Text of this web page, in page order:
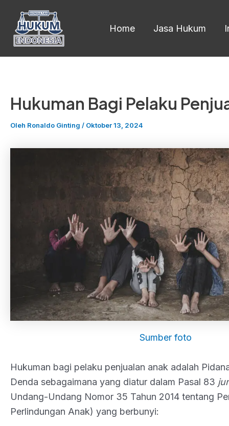
konten
Home Jasa Hukum
Hukuman Bagi Pelaku
Oleh Ronaldo Ginting / Oktober 13, 2024
Sumber foto
Hukuman bagi pelaku penjualan anak adalah
Denda sebagaimana yang diatur dalam Pasal 83
Undang-Undang Nomor 35 Tahun 2014 tentang
Perlindungan Anak) yang berbunyi: